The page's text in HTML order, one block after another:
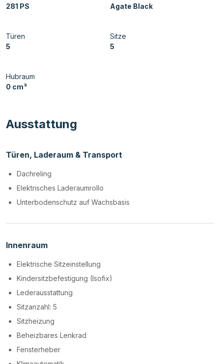
281 PS
Agate Black
Türen
5
Sitze
5
Hubraum
0 cm³
Ausstattung
Türen, Laderaum & Transport
Dachreling
Elektrisches Laderaumrollo
Unterbodenschutz auf Wachsbasis
Innenraum
Elektrische Sitzeinstellung
Kindersitzbefestigung (Isofix)
Lederausstattung
Sitzanzahl: 5
Sitzheizung
Beheizbares Lenkrad
Fensterheber